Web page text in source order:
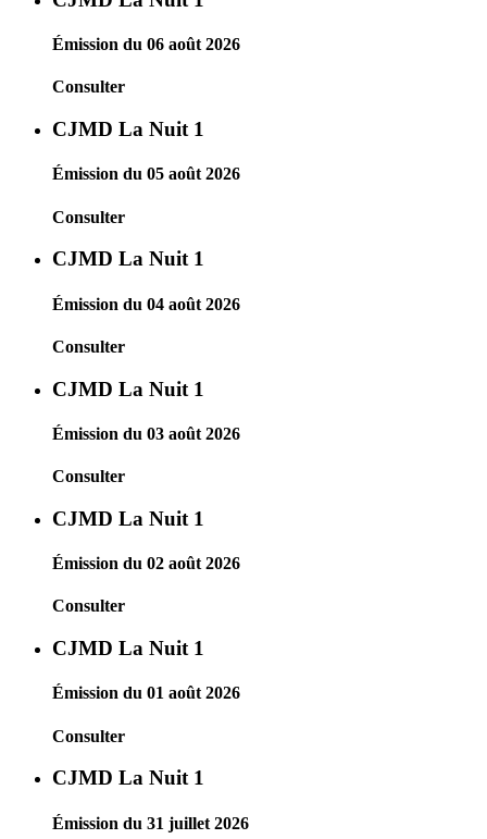
Émission du 06 août 2026
Consulter
CJMD La Nuit 1
Émission du 05 août 2026
Consulter
CJMD La Nuit 1
Émission du 04 août 2026
Consulter
CJMD La Nuit 1
Émission du 03 août 2026
Consulter
CJMD La Nuit 1
Émission du 02 août 2026
Consulter
CJMD La Nuit 1
Émission du 01 août 2026
Consulter
CJMD La Nuit 1
Émission du 31 juillet 2026